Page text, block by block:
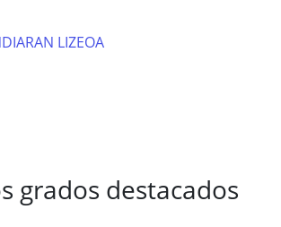
LIZEOA
grados destacados